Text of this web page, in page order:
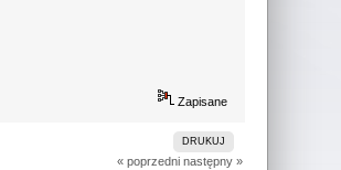
Zapisane
DRUKUJ
« poprzedni następny »